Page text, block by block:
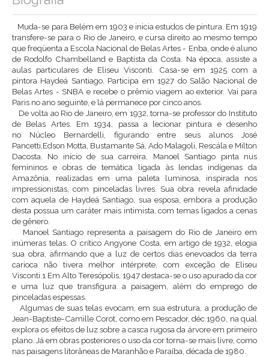
Muda-se para Belém em 1903 e inicia estudos de pintura. Em 1919
transfere-se para o Rio de Janeiro, e cursa direito ao mesmo tempo
que freqüenta a Escola Nacional de Belas Artes - Enba, onde é aluno
de Rodolfo Chambelland e Baptista da Costa. Na época, assiste a
aulas particulares de Eliseu Visconti. Casa-se em 1925 com a
pintora Haydeá Santiago. Participa em 1927 do Salão Nacional de
Belas Artes - SNBA e recebe o prêmio viagem ao exterior. Vai para
Paris no ano seguinte, e lá permanece por cinco anos.
De volta ao Rio de Janeiro, em 1932, torna-se professor do Instituto
de Belas Artes. Em 1934, passa a lecionar pintura e desenho
no Núcleo Bernardelli, figurando entre seus alunos José
Pancetti,Edson Motta, Bustamante Sá, Ado Malagoli, Rescála e Milton
Dacosta. No início de sua carreira, Manoel Santiago pinta nus
femininos e obras de temática ligada às lendas indígenas da
Amazônia, realizadas em uma paleta luminosa, inspirada nos
impressionistas, com pinceladas livres. Sua obra revela afinidade
com aquela de Haydeá Santiago, sua esposa, embora a produção
desta possua um caráter mais intimista, com temas ligados a cenas
de gênero.
Manoel Santiago representa a paisagem do Rio de Janeiro em
inúmeras telas. O crítico Angyone Costa, em artigo de 1932, elogia
sua obra, afirmando que a luz de certos dias enevoados da terra
carioca não tivera melhor intérprete, com exceção de Eliseu
Visconti.1 Em Alto Teresópolis, 1947 destaca-se o uso apurado da cor
e uma luz que transfigura a paisagem, além do emprego de
pinceladas espessas.
Algumas de suas telas evocam, em sua estrutura, a produção de
Jean-Baptiste-Camille Corot, como em Pescador, déc.1960, na qual
explora os efeitos de luz sobre a casca rugosa da árvore em primeiro
plano. Já em obras posteriores o uso da cor torna-se mais livre, como
nas paisagens litorâneas de Maranhão e Paraíba, década de 1980.